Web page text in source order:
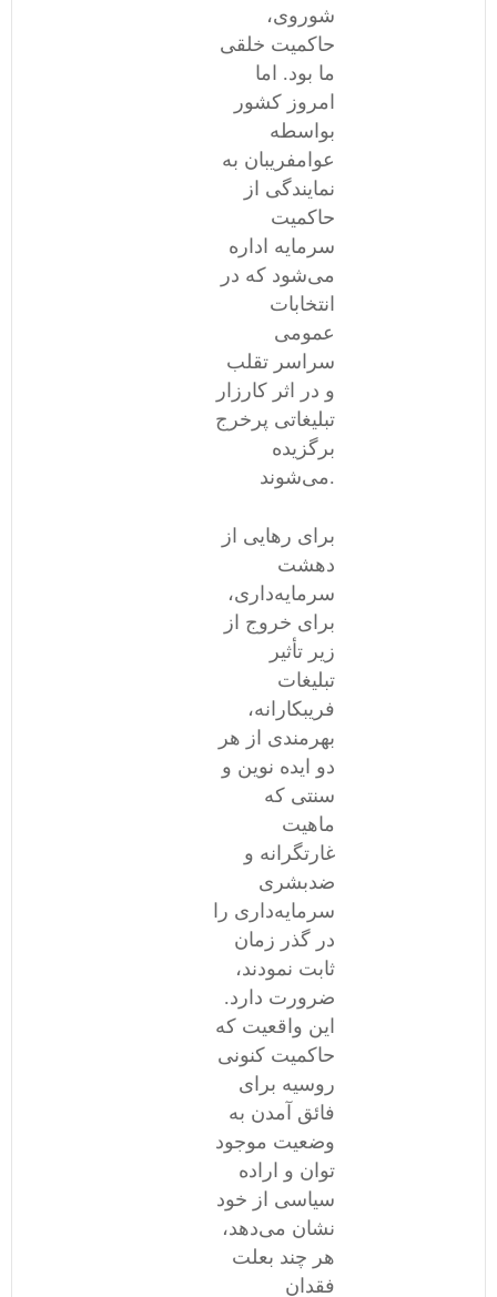
شوروی،
حاکمیت خلقی
ما بود. اما
امروز کشور
بواسطه
عوامفریبان به
نمایندگی از
حاکمیت
سرمایه اداره
می‌شود که در
انتخابات
عمومی
سراسر تقلب
و در اثر کارزار
تبلیغاتی پرخرج
برگزیده
می‌شوند.
برای رهایی از
دهشت
سرمایه‌داری،
برای خروج از
زیر تأثیر
تبلیغات
فریبکارانه،
بهرمندی از هر
دو ایده نوین و
سنتی که
ماهیت
غارتگرانه و
ضدبشری
سرمایه‌داری را
در گذر زمان
ثابت نمودند،
ضرورت دارد.
این واقعیت که
حاکمیت کنونی
روسیه برای
فائق آمدن به
وضعیت موجود
توان و اراده
سیاسی از خود
نشان می‌دهد،
هر چند بعلت
فقدان